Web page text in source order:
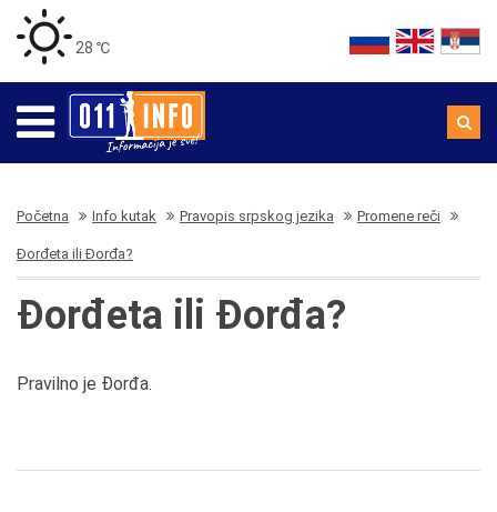
28 ℃
Početna Info kutak Pravopis srpskog jezika Promene reči
Đorđeta ili Đorđa?
Đorđeta ili Đorđa?
Pravilno je Đorđa.